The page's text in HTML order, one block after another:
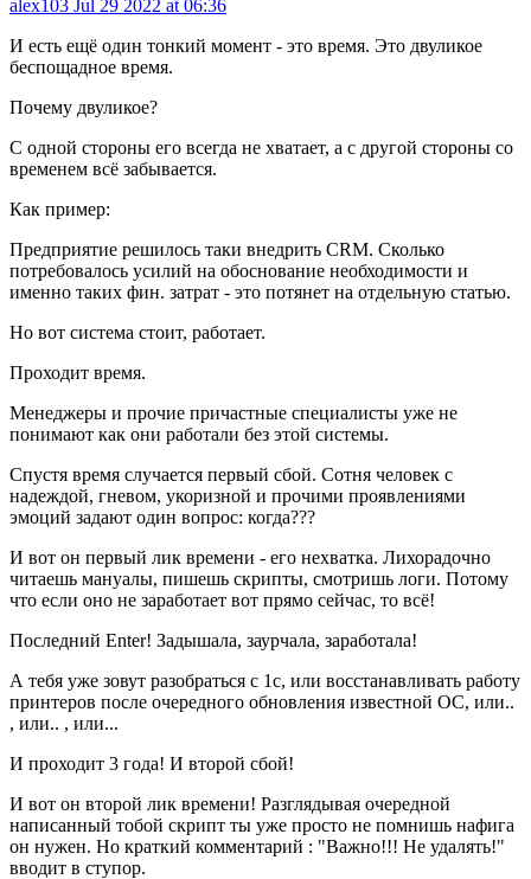
alex103 Jul 29 2022 at 06:36
И есть ещё один тонкий момент - это время. Это двуликое
беспощадное время.
Почему двуликое?
С одной стороны его всегда не хватает, а с другой стороны со
временем всё забывается.
Как пример:
Предприятие решилось таки внедрить CRM. Сколько
потребовалось усилий на обоснование необходимости и
именно таких фин. затрат - это потянет на отдельную статью.
Но вот система стоит, работает.
Проходит время.
Менеджеры и прочие причастные специалисты уже не
понимают как они работали без этой системы.
Спустя время случается первый сбой. Сотня человек с
надеждой, гневом, укоризной и прочими проявлениями
эмоций задают один вопрос: когда???
И вот он первый лик времени - его нехватка. Лихорадочно
читаешь мануалы, пишешь скрипты, смотришь логи. Потому
что если оно не заработает вот прямо сейчас, то всё!
Последний Enter! Задышала, заурчала, заработала!
А тебя уже зовут разобраться с 1с, или восстанавливать работу
принтеров после очередного обновления известной ОС, или..
, или.. , или...
И проходит 3 года! И второй сбой!
И вот он второй лик времени! Разглядывая очередной
написанный тобой скрипт ты уже просто не помнишь нафига
он нужен. Но краткий комментарий : "Важно!!! Не удалять!"
вводит в ступор.